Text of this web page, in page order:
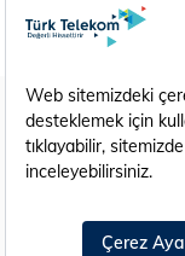
Yeni
Gizlilik -